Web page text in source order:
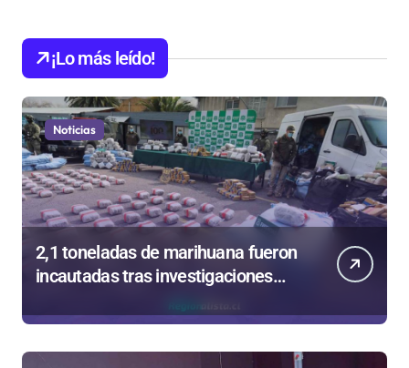
¡Lo más leído!
Noticias
2,1 toneladas de marihuana fueron
incautadas tras investigaciones